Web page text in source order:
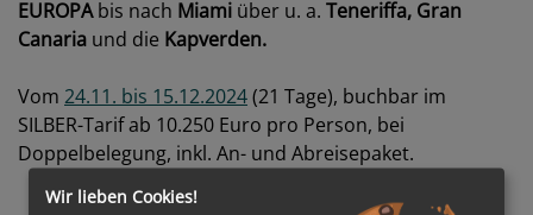
EUROPAbis nach Miami über u. a. Teneriffa, Gran
Canaria und die Kapverden.
Vom 24.11. bis 15.12.2024(21 Tage), buchbar im
SILBER-Tarif ab 10.250 Euro pro Person, bei
Doppelbelegung, inkl. An- und Abreisepaket.
Wir lieben Cookies!